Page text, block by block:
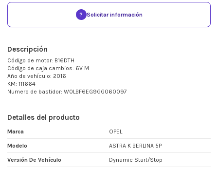
? Solicitar información
Descripción
Código de motor: B16DTH
Código de caja cambios: 6V M
Año de vehículo: 2016
KM: 111664
Numero de bastidor: W0LBF6EG9GG060097
Detalles del producto
Marca OPEL
Modelo ASTRA K BERLINA 5P
Versión De Vehículo Dynamic Start/Stop